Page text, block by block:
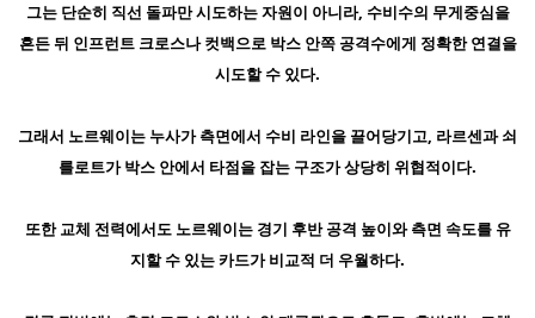
그는 단순히 직선 돌파만 시도하는 자원이 아니라, 수비수의 무게중심을
흔든 뒤 인프런트 크로스나 컷백으로 박스 안쪽 공격수에게 정확한 연결을
시도할 수 있다.
그래서 노르웨이는 누사가 측면에서 수비 라인을 끌어당기고, 라르센과 쇠
를로트가 박스 안에서 타점을 잡는 구조가 상당히 위협적이다.
또한 교체 전력에서도 노르웨이는 경기 후반 공격 높이와 측면 속도를 유
지할 수 있는 카드가 비교적 더 우월하다.